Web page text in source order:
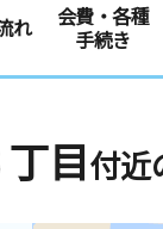
れ
会費・各種
手続き
目付近